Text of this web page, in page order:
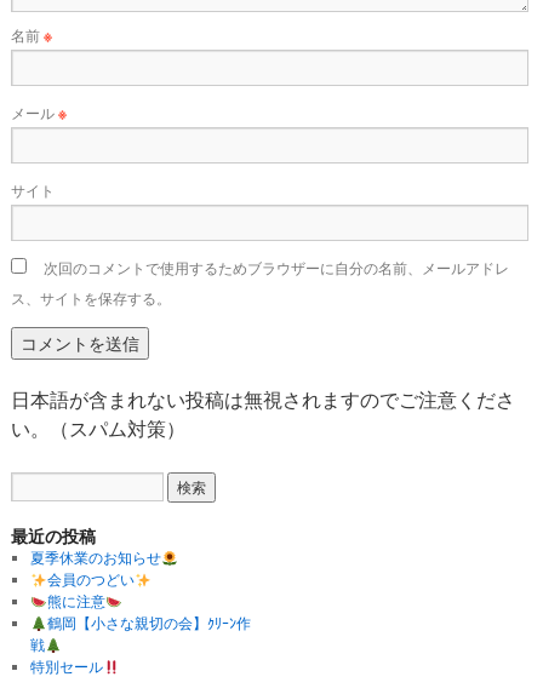
名前※
メール※
サイト
次回のコメントで使用するためブラウザーに自分の名前、メールアドレ
ス、サイトを保存する。
日本語が含まれない投稿は無視されますのでご注意くださ
い。（スパム対策）
最近の投稿
夏季休業のお知らせ
会員のつどい
熊に注意
鶴岡【小さな親切の会】ｸﾘｰﾝ作
戦
特別セール